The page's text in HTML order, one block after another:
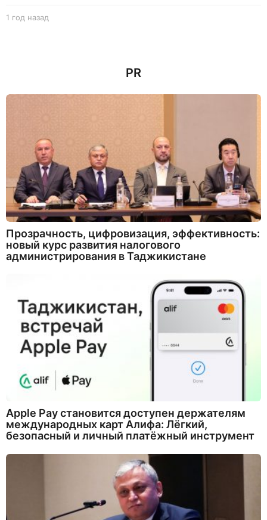
1 год назад
а
PR
Прозрачность, цифровизация, эффективность:
новый курс развития налогового
администрирования в Таджикистане
Apple Pay становится доступен держателям
международных карт Алифа: Лёгкий,
безопасный и личный платёжный инструмент